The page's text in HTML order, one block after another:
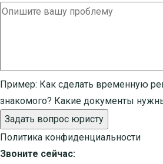
Пример: Как сделать временную
знакомого? Какие документы
Задать вопрос юристу
Политика конфиденциальности
Звоните сейчас: